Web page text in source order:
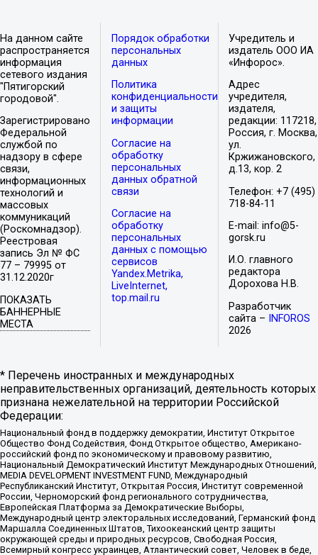
На данном сайте
распространяется
информация
сетевого издания
"Пятигорский
городовой".
Зарегистрировано
Федеральной
службой по
надзору в сфере
связи,
информационных
технологий и
массовых
коммуникаций
(Роскомнадзор).
Реестровая
запись Эл № ФС
77 – 79995 от
31.12.2020г
ПОКАЗАТЬ
БАННЕРНЫЕ
МЕСТА
Порядок обработки
персональных
данных
Политика
конфиденциальности
и защиты
информации
Согласие на
обработку
персональных
данных обратной
связи
Согласие на
обработку
персональных
данных с помощью
сервисов
Yandex.Metrika,
LiveInternet,
top.mail.ru
Учредитель и
издатель ООО ИА
«Инфорос».
Адрес
учредителя,
издателя,
редакции: 117218,
Россия, г. Москва,
ул.
Кржижановского,
д.13, кор. 2
Телефон: +7 (495)
718-84-11
E-mail: info@5-
gorsk.ru
И.О. главного
редактора
Дорохова Н.В.
Разработчик
сайта –
INFOROS
2026
* Перечень иностранных и международных
неправительственных организаций, деятельность которых
признана нежелательной на территории Российской
Федерации:
Национальный фонд в поддержку демократии, Институт Открытое
Общество Фонд Содействия, Фонд Открытое общество, Американо-
российский фонд по экономическому и правовому развитию,
Национальный Демократический Институт Международных Отношений,
MEDIA DEVELOPMENT INVESTMENT FUND, Международный
Республиканский Институт, Открытая Россия, Институт современной
России, Черноморский фонд регионального сотрудничества,
Европейская Платформа за Демократические Выборы,
Международный центр электоральных исследований, Германский фонд
Маршалла Соединенных Штатов, Тихоокеанский центр защиты
окружающей среды и природных ресурсов, Свободная Россия,
Всемирный конгресс украинцев, Атлантический совет, Человек в беде,